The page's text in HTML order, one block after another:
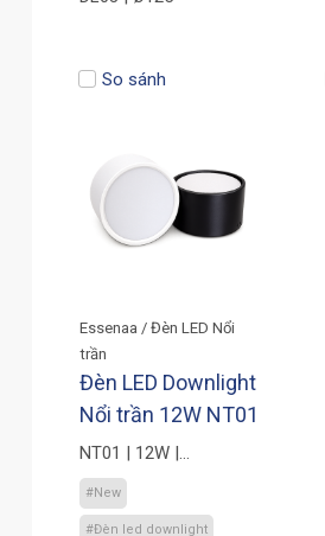
Essenaa / Đèn LED Nổi
trần
Đèn LED Downlight
Nổi trần 12W NT01
NT01 | 12W |
110x60mm
#New
#Đèn led downlight
So sánh